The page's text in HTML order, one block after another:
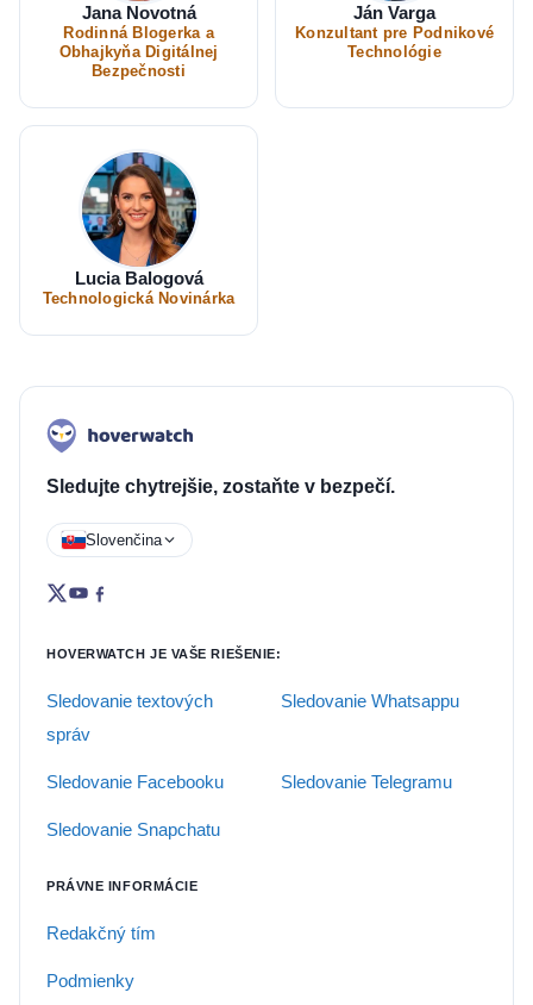
Jana Novotná
Rodinná Blogerka a
Obhajkyňa Digitálnej
Bezpečnosti
Ján Varga
Konzultant pre Podnikové
Technológie
Lucia Balogová
Technologická Novinárka
Sledujte chytrejšie, zostaňte v bezpečí.
Slovenčina
HOVERWATCH JE VAŠE RIEŠENIE:
Sledovanie textových
správ
Sledovanie Whatsappu
Sledovanie Facebooku Sledovanie Telegramu
Sledovanie Snapchatu
PRÁVNE INFORMÁCIE
Redakčný tím
Podmienky